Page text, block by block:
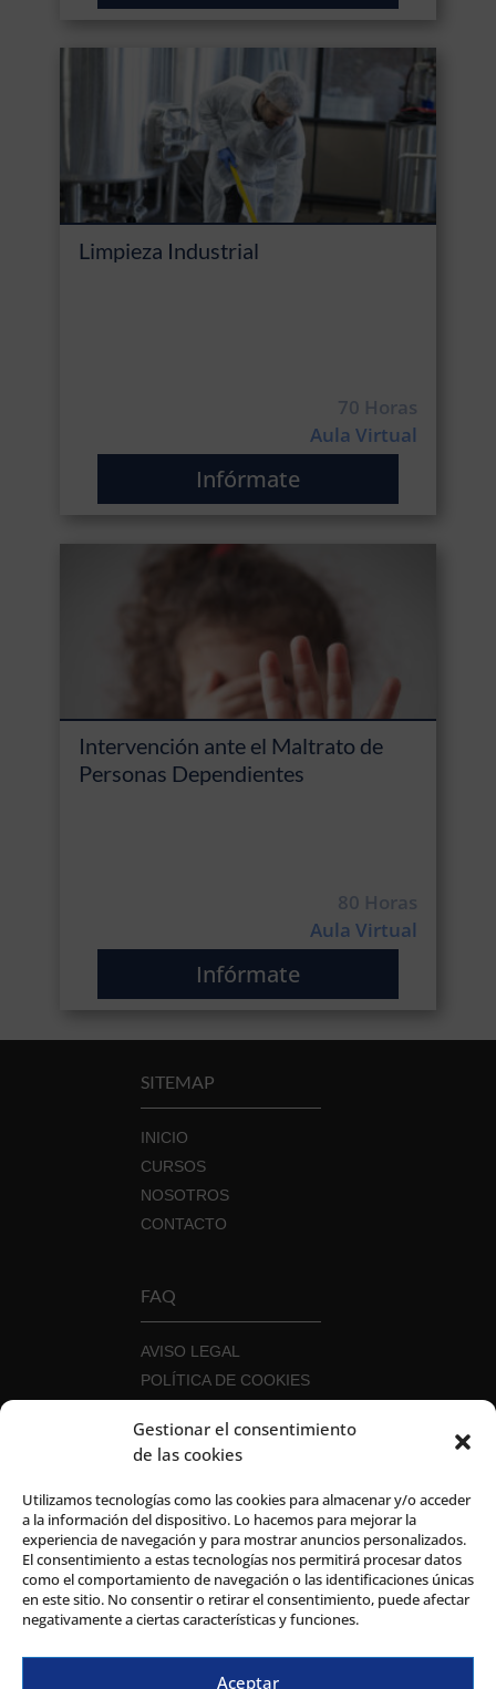
Gestionar el consentimiento
de las cookies
Utilizamos tecnologías como las cookies para almacenar y/o acceder
a la información del dispositivo. Lo hacemos para mejorar la
experiencia de navegación y para mostrar anuncios personalizados.
El consentimiento a estas tecnologías nos permitirá procesar datos
como el comportamiento de navegación o las identificaciones únicas
en este sitio. No consentir o retirar el consentimiento, puede afectar
negativamente a ciertas características y funciones.
Aceptar
Limpieza Industrial
70 Horas
Aula Virtual
Infórmate
Intervención ante el Maltrato de
Personas Dependientes
80 Horas
Aula Virtual
Infórmate
SITEMAP
INICIO
CURSOS
NOSOTROS
CONTACTO
FAQ
AVISO LEGAL
POLÍTICA DE COOKIES
POLÍTICA DE SEGURIDAD DE LA
INFORMACIÓN
CANAL DEL INFORMANTE